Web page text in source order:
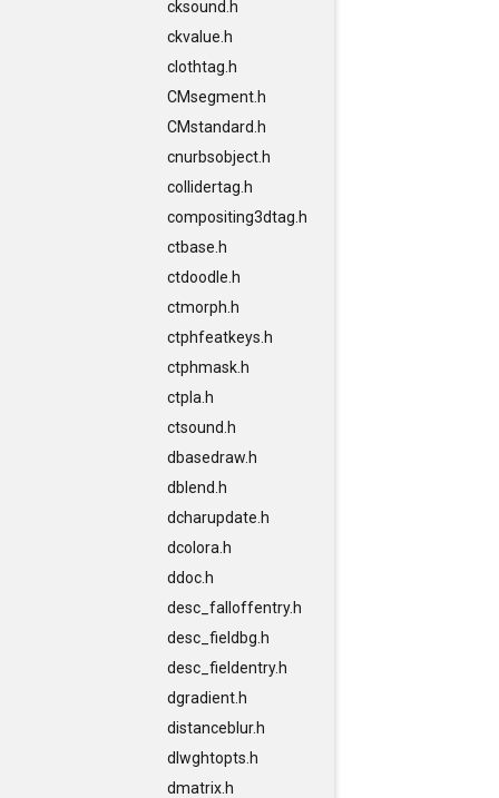
cksound.h
ckvalue.h
clothtag.h
CMsegment.h
CMstandard.h
cnurbsobject.h
collidertag.h
compositing3dtag.h
ctbase.h
ctdoodle.h
ctmorph.h
ctphfeatkeys.h
ctphmask.h
ctpla.h
ctsound.h
dbasedraw.h
dblend.h
dcharupdate.h
dcolora.h
ddoc.h
desc_falloffentry.h
desc_fieldbg.h
desc_fieldentry.h
dgradient.h
distanceblur.h
dlwghtopts.h
dmatrix.h